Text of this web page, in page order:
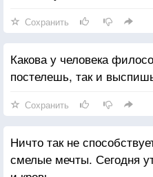
Сохранить
Какова у человека
постелешь, так и
Сохранить
Ничто так не
смелые мечты. Сегодня